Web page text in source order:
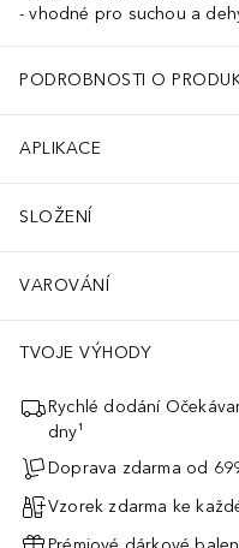
vhodné pro suchou a
PODROBNOSTI O
APLIKACE
SLOŽENÍ
VAROVÁNÍ
TVOJE VÝHODY
Rychlé dodání
dny¹
Doprava zdarma od
Vzorek zdarma ke